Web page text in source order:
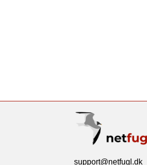
support@netfugl.dk